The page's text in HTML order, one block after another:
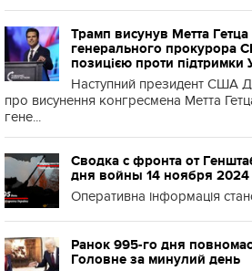
Трамп висунув Метта
генерального прокурора
позицією проти підтримки
Наступний президент США
про висунення конгресмена Метта
гене...
Сводка с фронта от
дня войны 14 ноября 2024
Оперативна інформація
Ранок 995-го дня
Головне за минулий день